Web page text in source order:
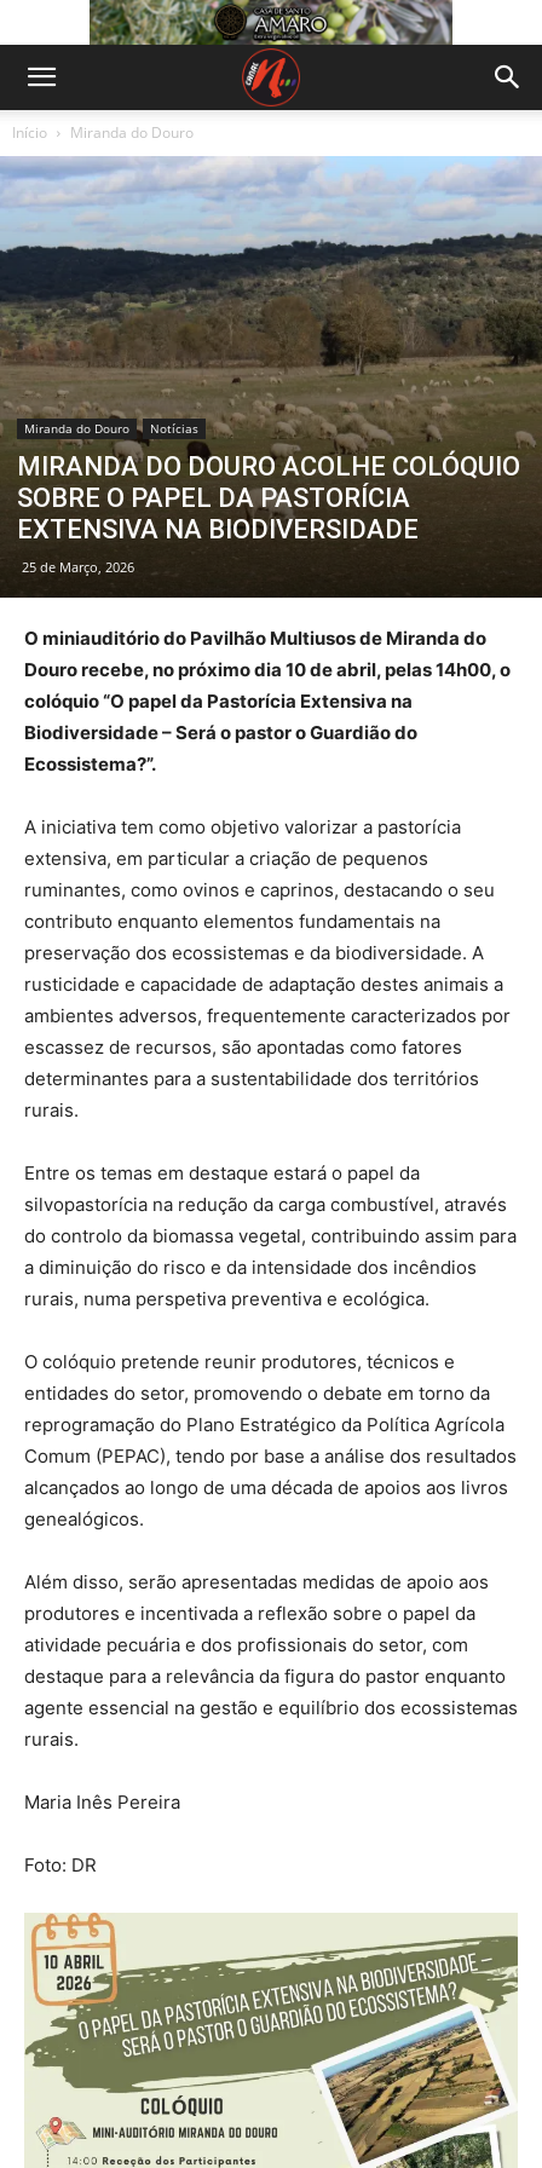
Início Miranda do Douro
Miranda do Douro Notícias
MIRANDA DO DOURO ACOLHE COLÓQUIO
SOBRE O PAPEL DA PASTORÍCIA
EXTENSIVA NA BIODIVERSIDADE
25 de Março, 2026
O miniauditório do Pavilhão Multiusos de Miranda do
Douro recebe, no próximo dia 10 de abril, pelas 14h00, o
colóquio “O papel da Pastorícia Extensiva na
Biodiversidade – Será o pastor o Guardião do
Ecossistema?”.
A iniciativa tem como objetivo valorizar a pastorícia
extensiva, em particular a criação de pequenos
ruminantes, como ovinos e caprinos, destacando o seu
contributo enquanto elementos fundamentais na
preservação dos ecossistemas e da biodiversidade. A
rusticidade e capacidade de adaptação destes animais a
ambientes adversos, frequentemente caracterizados por
escassez de recursos, são apontadas como fatores
determinantes para a sustentabilidade dos territórios
rurais.
Entre os temas em destaque estará o papel da
silvopastorícia na redução da carga combustível, através
do controlo da biomassa vegetal, contribuindo assim para
a diminuição do risco e da intensidade dos incêndios
rurais, numa perspetiva preventiva e ecológica.
O colóquio pretende reunir produtores, técnicos e
entidades do setor, promovendo o debate em torno da
reprogramação do Plano Estratégico da Política Agrícola
Comum (PEPAC), tendo por base a análise dos resultados
alcançados ao longo de uma década de apoios aos livros
genealógicos.
Além disso, serão apresentadas medidas de apoio aos
produtores e incentivada a reflexão sobre o papel da
atividade pecuária e dos profissionais do setor, com
destaque para a relevância da figura do pastor enquanto
agente essencial na gestão e equilíbrio dos ecossistemas
rurais.
Maria Inês Pereira
Foto: DR